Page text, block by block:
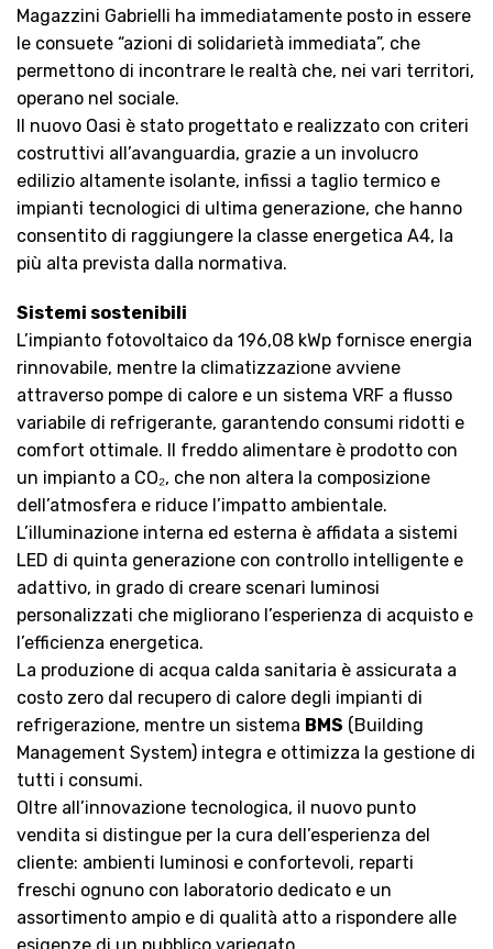
Magazzini Gabrielli ha immediatamente posto in essere
le consuete “azioni di solidarietà immediata”, che
permettono di incontrare le realtà che, nei vari territori,
operano nel sociale.
Il nuovo Oasi è stato progettato e realizzato con criteri
costruttivi all’avanguardia, grazie a un involucro
edilizio altamente isolante, infissi a taglio termico e
impianti tecnologici di ultima generazione, che hanno
consentito di raggiungere la classe energetica A4, la
più alta prevista dalla normativa.
Sistemi sostenibili
L’impianto fotovoltaico da 196,08 kWp fornisce energia
rinnovabile, mentre la climatizzazione avviene
attraverso pompe di calore e un sistema VRF a flusso
variabile di refrigerante, garantendo consumi ridotti e
comfort ottimale. Il freddo alimentare è prodotto con
un impianto a CO₂, che non altera la composizione
dell’atmosfera e riduce l’impatto ambientale.
L’illuminazione interna ed esterna è affidata a sistemi
LED di quinta generazione con controllo intelligente e
adattivo, in grado di creare scenari luminosi
personalizzati che migliorano l’esperienza di acquisto e
l’efficienza energetica.
La produzione di acqua calda sanitaria è assicurata a
costo zero dal recupero di calore degli impianti di
refrigerazione, mentre un sistema BMS (Building
Management System) integra e ottimizza la gestione di
tutti i consumi.
Oltre all’innovazione tecnologica, il nuovo punto
vendita si distingue per la cura dell’esperienza del
cliente: ambienti luminosi e confortevoli, reparti
freschi ognuno con laboratorio dedicato e un
assortimento ampio e di qualità atto a rispondere alle
esigenze di un pubblico variegato.